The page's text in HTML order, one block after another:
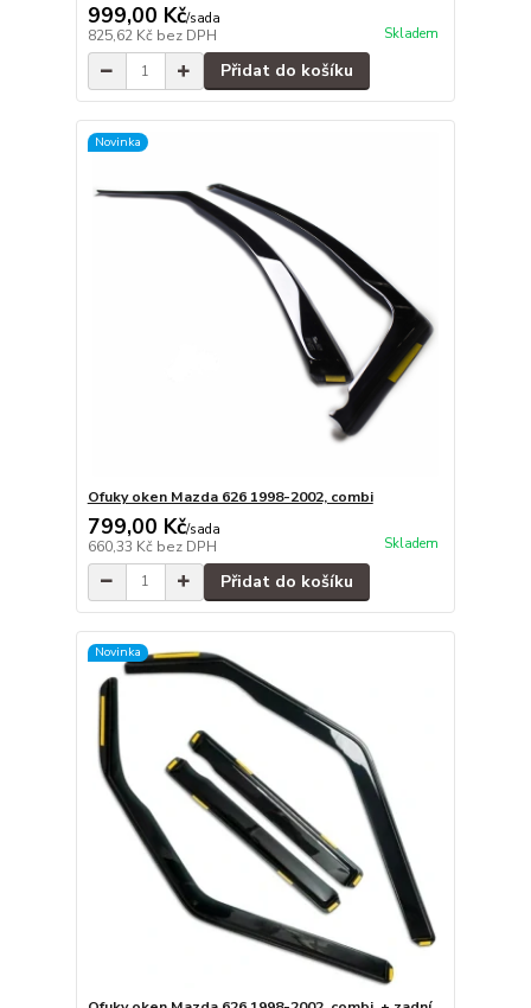
999,00 Kč/sada
825,62 Kč bez DPH Skladem
Přidat do košíku
Novinka
Ofuky oken Mazda 626 1998-2002, combi
799,00 Kč/sada
660,33 Kč bez DPH Skladem
Přidat do košíku
Novinka